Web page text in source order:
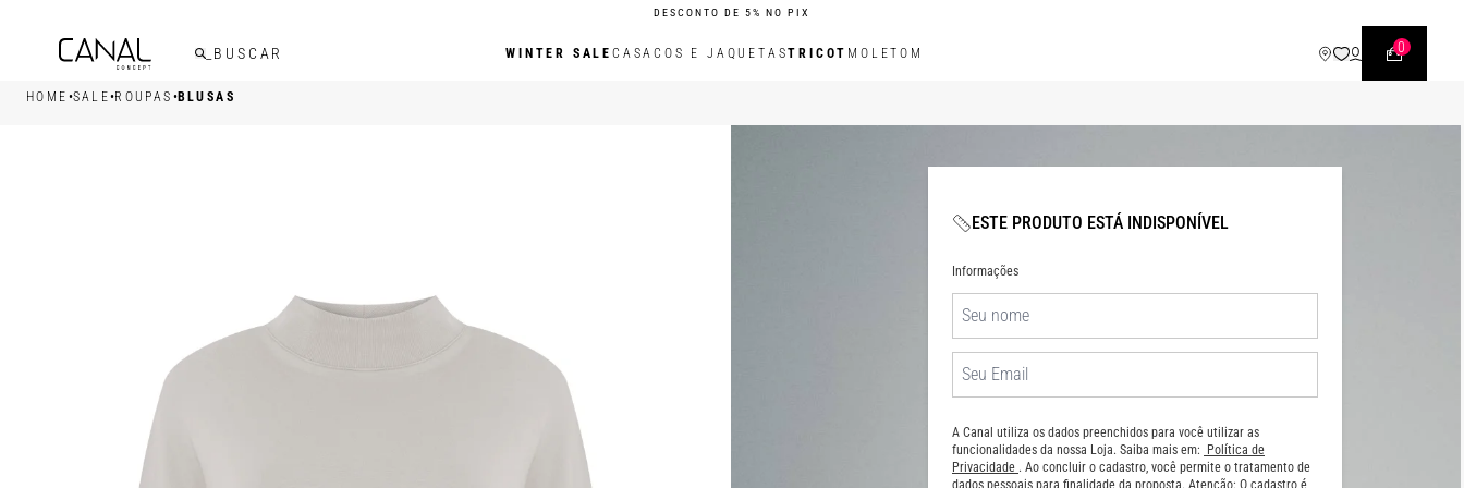
DESCONTO DE 5% NO PIX
WINTER SALE CASACOS E JAQUETASTRICOT MOLETOM 0
HOME •SALE•ROUPAS •BLUSAS
ESTE PRODUTO ESTÁ INDISPONÍVEL
Informações
A Canal utiliza os dados preenchidos para você utilizar as
funcionalidades da nossa Loja. Saiba mais em:
Política de
Privacidade . Ao concluir o cadastro, você permite o tratamento de
dados pessoais para finalidade da proposta. Atenção: O cadastro é